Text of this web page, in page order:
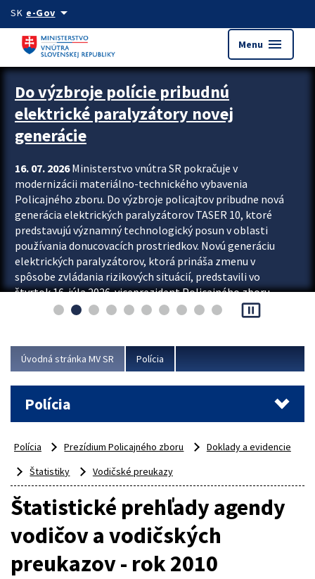
Preskocit na hlavný obsah
SK e-Govarrow_drop_down
Menu menu
Zastavit automatický posun upútavok
Do výzbroje polície pribudnú
elektrické paralyzátory novej
generácie
16. 07. 2026Ministerstvo vnútra SR pokračuje v
modernizácii materiálno-technického vybavenia
Policajného zboru. Do výzbroje policajtov pribudne nová
generácia elektrických paralyzátorov TASER 10, ktoré
predstavujú významný technologický posun v oblasti
používania donucovacích prostriedkov. Novú generáciu
elektrických paralyzátorov, ktorá prináša zmenu v
spôsobe zvládania rizikových situácií, predstavili vo
štvrtok 16. júla 2026 viceprezident Policajného zboru
Rastislav Polakovič a riaditeľ odboru výcviku...
pause_presentation
Úvodná stránka MV SR Polícia
Polícia
Polícia Prezídium Policajného zboru
Doklady a evidencie
Štatistiky
Vodičské preukazy
Štatistické prehľady agendy
vodičov a vodičských
preukazov - rok 2010